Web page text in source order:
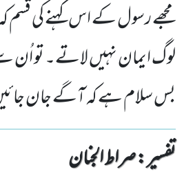
مجھے رسول کے اس کہنے کی
لوگ ایمان نہیں لاتے۔ تو اُن
بس سلام ہے کہ آگے جان
تفسیر : ‎صراط الجنان